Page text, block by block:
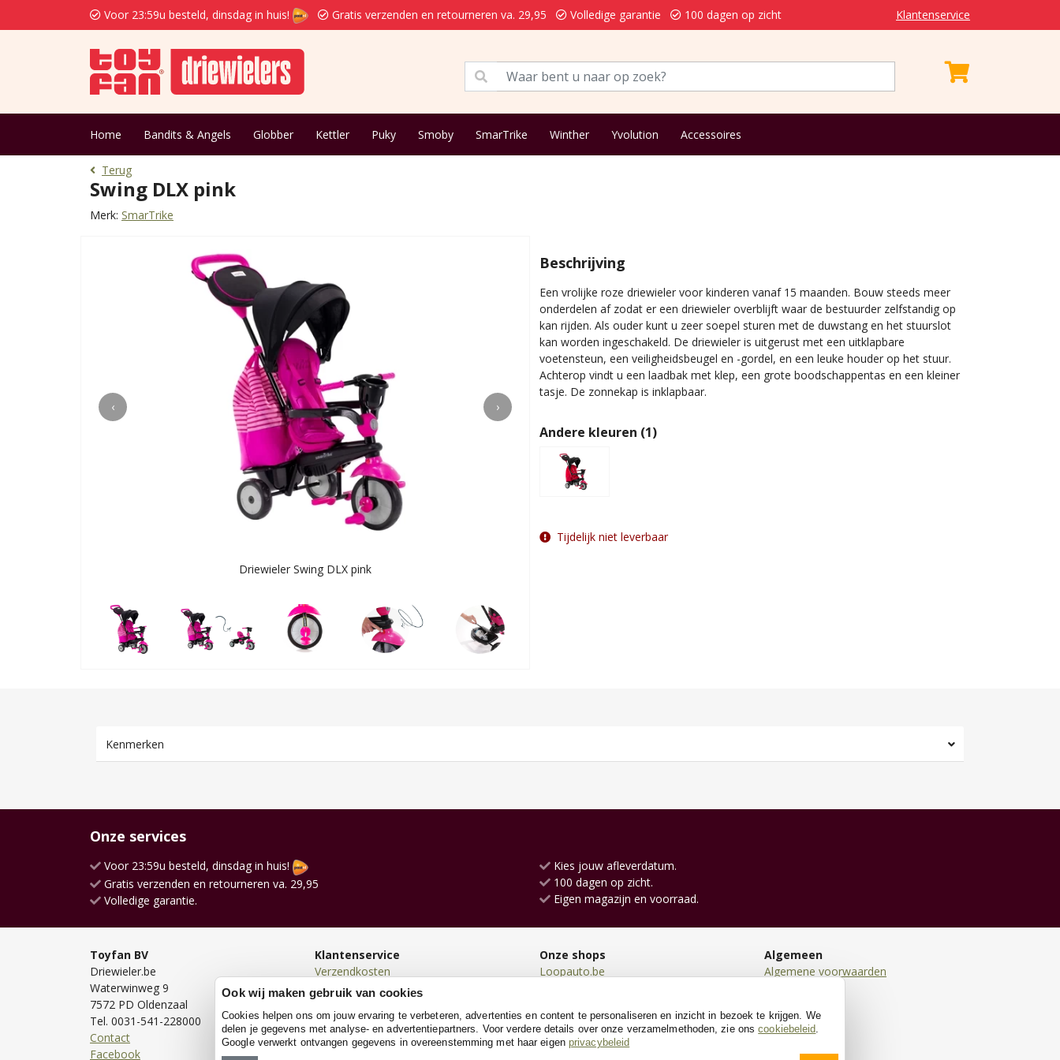
Voor 23:59u besteld, dinsdag in huis! Gratis verzenden en retourneren va. 29,95 Volledige garantie 100 dagen op zicht Klantenservice
Home Bandits & Angels Globber Kettler Puky Smoby SmarTrike Winther Yvolution Accessoires
Terug
Swing DLX pink
Merk: SmarTrike
‹ ›
Driewieler Swing DLX pink
Beschrijving
Een vrolijke roze driewieler voor kinderen vanaf 15 maanden. Bouw steeds meer
onderdelen af zodat er een driewieler overblijft waar de bestuurder zelfstandig op
kan rijden. Als ouder kunt u zeer soepel sturen met de duwstang en het stuurslot
kan worden ingeschakeld. De driewieler is uitgerust met een uitklapbare
voetensteun, een veiligheidsbeugel en -gordel, en een leuke houder op het stuur.
Achterop vindt u een laadbak met klep, een grote boodschappentas en een kleiner
tasje. De zonnekap is inklapbaar.
Andere kleuren (1)
Tijdelijk niet leverbaar
Kenmerken
Onze services
Voor 23:59u besteld, dinsdag in huis!
Gratis verzenden en retourneren va. 29,95
Volledige garantie.
Kies jouw afleverdatum.
100 dagen op zicht.
Eigen magazijn en voorraad.
Toyfan BV
Driewieler.be
Waterwinweg 9
7572 PD Oldenzaal
Tel. 0031-541-228000
Contact
Facebook
Klantenservice
Verzendkosten
Bezorgen
Betalen
Retourneren
Onze shops
Loopauto.be
Kindersteppen.be
Kinderkeukens.be
Algemeen
Algemene voorwaarden
Cookies
Ook wij maken gebruik van cookies
Cookies helpen ons om jouw ervaring te verbeteren, advertenties en content te personaliseren en inzicht in bezoek te krijgen. We
delen je gegevens met analyse- en advertentiepartners. Voor verdere details over onze verzamelmethoden, zie onscookiebeleid
Google verwerkt ontvangen gegevens in overeenstemming met haar eigen privacybeleid